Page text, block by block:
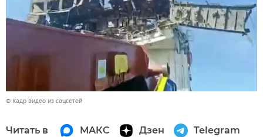
© Кадр видео из соцсетей
Читать в МАКС Дзен Telegram